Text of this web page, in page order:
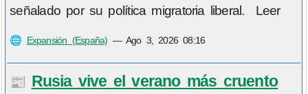
señalado por su política migratoria liberal. Leer
🌐 Expansión (España) — Ago 3, 2026 08:16
📰 Rusia vive el verano más cruento